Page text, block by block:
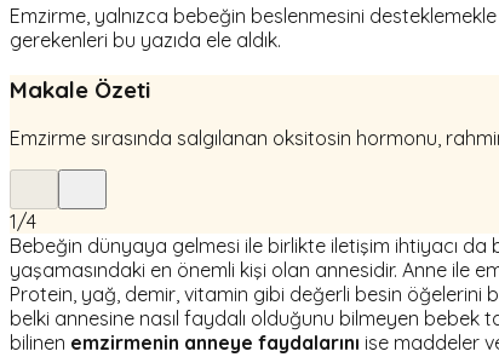
Emzirme, yalnızca bebeğin beslenmesini
gerekenleri bu yazıda ele aldık.
Makale Özeti
Emzirme sırasında salgılanan oksitosin hormonu,
1/4
Bebeğin dünyaya gelmesi ile birlikte iletişim ihtiyacı
yaşamasındaki en önemli kişi olan annesidir. Anne ile
Protein, yağ, demir, vitamin gibi değerli besin öğelerini
belki annesine nasıl faydalı olduğunu bilmeyen
bilinen emzirmenin anneye faydalarını ise maddeler